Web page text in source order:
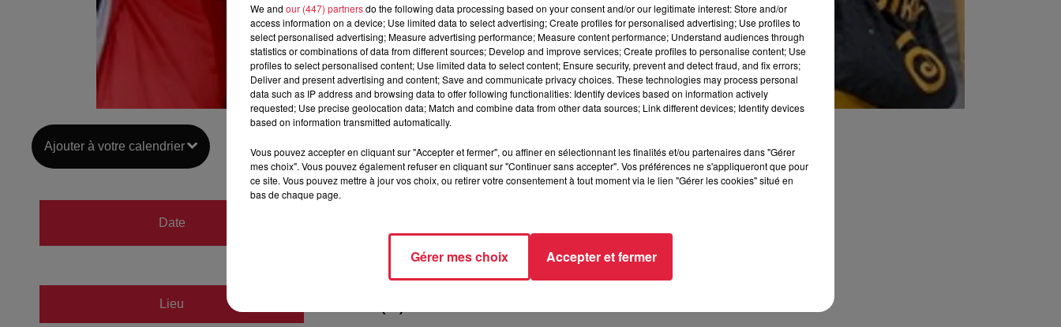
Ajouter à votre calendrier
Date
10 mars 2019 à 0h00
Lieu
We and our (447) partnersdo the following data processing based on your consent and/or our legitimate interest: Store and/or
access information on a device; Use limited data to select advertising; Create profiles for personalised advertising; Use profiles to
select personalised advertising; Measure advertising performance; Measure content performance; Understand audiences through
statistics or combinations of data from different sources; Develop and improve services; Create profiles to personalise content; Use
profiles to select personalised content; Use limited data to select content; Ensure security, prevent and detect fraud, and fix errors;
Deliver and present advertising and content; Save and communicate privacy choices. These technologies may process personal
data such as IP address and browsing data to offer following functionalities: Identify devices based on information actively
requested; Use precise geolocation data; Match and combine data from other data sources; Link different devices; Identify devices
based on information transmitted automatically.
Vous pouvez accepter en cliquant sur "Accepter et fermer", ou affiner en sélectionnant les finalités et/ou partenaires dans "Gérer
mes choix". Vous pouvez également refuser en cliquant sur "Continuer sans accepter". Vos préférences ne s'appliqueront que pour
ce site. Vous pouvez mettre à jour vos choix, ou retirer votre consentement à tout moment via le lien "Gérer les cookies" situé en
bas de chaque page.
Gérer mes choix Accepter et fermer